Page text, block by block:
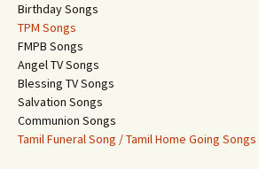
Birthday Songs
TPM Songs
FMPB Songs
Angel TV Songs
Blessing TV Songs
Salvation Songs
Communion Songs
Tamil Funeral Song / Tamil Home Going Songs